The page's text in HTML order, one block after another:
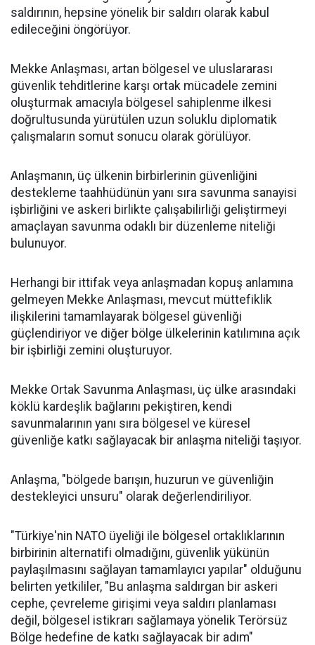
saldırının, hepsine yönelik bir saldırı olarak kabul
edileceğini öngörüyor.
Mekke Anlaşması, artan bölgesel ve uluslararası
güvenlik tehditlerine karşı ortak mücadele zemini
oluşturmak amacıyla bölgesel sahiplenme ilkesi
doğrultusunda yürütülen uzun soluklu diplomatik
çalışmaların somut sonucu olarak görülüyor.
Anlaşmanın, üç ülkenin birbirlerinin güvenliğini
destekleme taahhüdünün yanı sıra savunma sanayisi
işbirliğini ve askeri birlikte çalışabilirliği geliştirmeyi
amaçlayan savunma odaklı bir düzenleme niteliği
bulunuyor.
Herhangi bir ittifak veya anlaşmadan kopuş anlamına
gelmeyen Mekke Anlaşması, mevcut müttefiklik
ilişkilerini tamamlayarak bölgesel güvenliği
güçlendiriyor ve diğer bölge ülkelerinin katılımına açık
bir işbirliği zemini oluşturuyor.
Mekke Ortak Savunma Anlaşması, üç ülke arasındaki
köklü kardeşlik bağlarını pekiştiren, kendi
savunmalarının yanı sıra bölgesel ve küresel
güvenliğe katkı sağlayacak bir anlaşma niteliği taşıyor.
Anlaşma, "bölgede barışın, huzurun ve güvenliğin
destekleyici unsuru" olarak değerlendiriliyor.
"Türkiye'nin NATO üyeliği ile bölgesel ortaklıklarının
birbirinin alternatifi olmadığını, güvenlik yükünün
paylaşılmasını sağlayan tamamlayıcı yapılar" olduğunu
belirten yetkililer, "Bu anlaşma saldırgan bir askeri
cephe, çevreleme girişimi veya saldırı planlaması
değil, bölgesel istikrarı sağlamaya yönelik Terörsüz
Bölge hedefine de katkı sağlayacak bir adım"